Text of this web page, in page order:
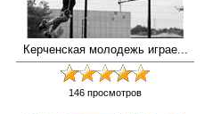
Керченская молодежь играе...
146 просмотров